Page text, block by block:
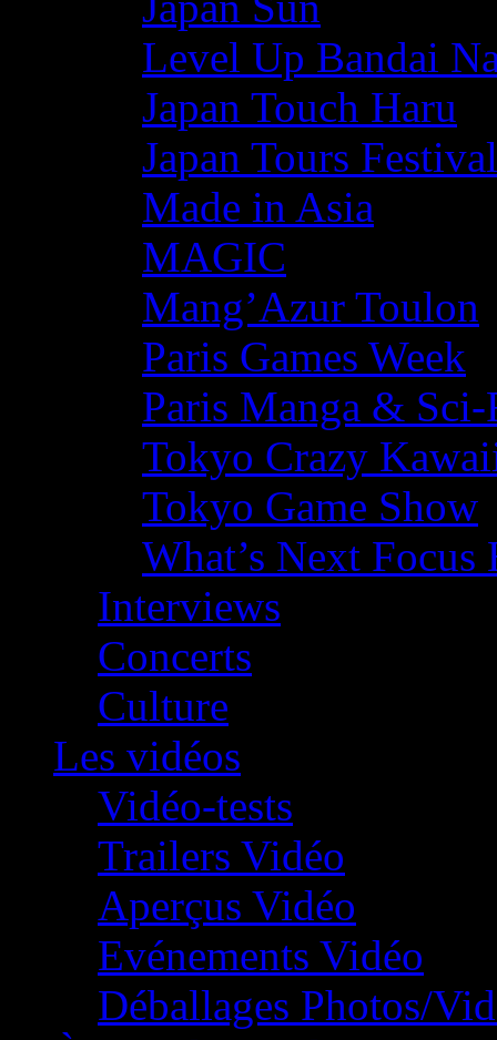
Level Up Bandai
Japan Touch Haru
Japan Tours Festival
Made in Asia
MAGIC
Mang’Azur Toulon
Paris Games Week
Paris Manga &
Tokyo Crazy
Tokyo Game Show
What’s Next
Interviews
Concerts
Culture
Les vidéos
Vidéo-tests
Trailers Vidéo
Aperçus Vidéo
Evénements Vidéo
Déballages Photos/